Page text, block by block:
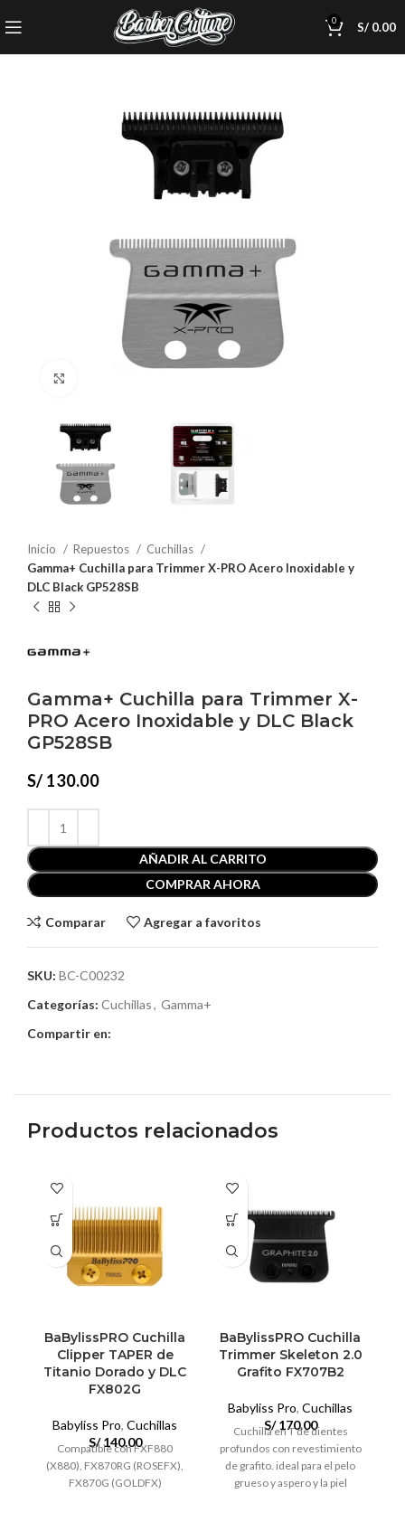
0 S/0.00
Inicio Repuestos
Cuchillas
Gamma+ Cuchilla para Trimmer X-PRO Acero Inoxidable y
DLC Black GP528SB
Gamma+ Cuchilla para Trimmer X-
PRO Acero Inoxidable y DLC Black
GP528SB
S/ 130.00
AÑADIR AL CARRITO
COMPRAR AHORA
Comparar Agregar a favoritos
SKU: BC-C00232
Categorías: Cuchillas, Gamma+
Compartir en:
Productos relacionados
BaBylissPRO Cuchilla
Clipper TAPER de
Titanio Dorado y DLC
FX802G
Babyliss Pro, Cuchillas
S/140.00
Compatible con FXF880
(X880), FX870RG (ROSEFX),
FX870G (GOLDFX)
BaBylissPRO Cuchilla
Trimmer Skeleton 2.0
Grafito FX707B2
Babyliss Pro, Cuchillas
S/170.00
Cuchilla en T de dientes
profundos con revestimiento
de grafito. ideal para el pelo
grueso y aspero y la piel